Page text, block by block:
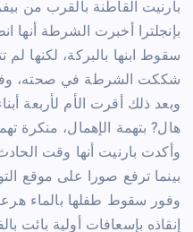
بارنيت القاطنة بالقرب من
سقوط ابنها بالبركة، لكنها لم
شككت الشرطة في صحته،
وبعد ذلك أقرت الأم لأربعة
هال? بتهمة الإهمال، منكرة
وأكدت بارنيت أنها وقت
بينما ترفع صورا على موقع
إنقاذه بإسعافات أولية بائت